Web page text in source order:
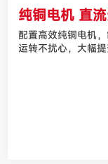
纯铜电机 直
配置高效纯铜电机
运转不扰心，大幅